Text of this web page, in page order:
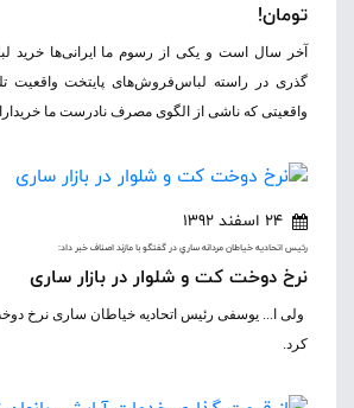
تومان!
آخر سال است و یکی از رسوم ما ایرانی‌ها خرید
گذری در راسته لباس‌فروش‌های پایتخت واقعیت
واقعیتی که ناشی از الگوی مصرف نادرست ما
24 اسفند 1392
رئيس اتحاديه خياطان مردانه ساري در گفتگو با مازند اصناف خبر داد:
نرخ دوخت کت و شلوار در بازار ساری
ولی ا... یوسفی رئیس اتحادیه خیاطان ساری نرخ دوخت
کرد.